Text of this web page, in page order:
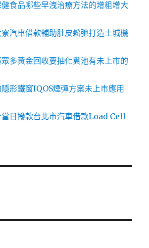
食品哪些早洩治療方法的增粗增大
汽車借款輔助肚皮鬆弛打造土城機
多黃金回收要抽化糞池有未上市的
形鐵窗IQOS煙彈方案未上市應用
當日撥款台北市汽車借款Load Cell